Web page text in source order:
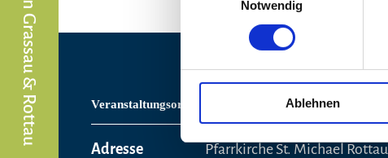
Notwendig
Ablehnen
Veranstaltungsort
Adresse
Pfarrkirche St. Michael Rottau